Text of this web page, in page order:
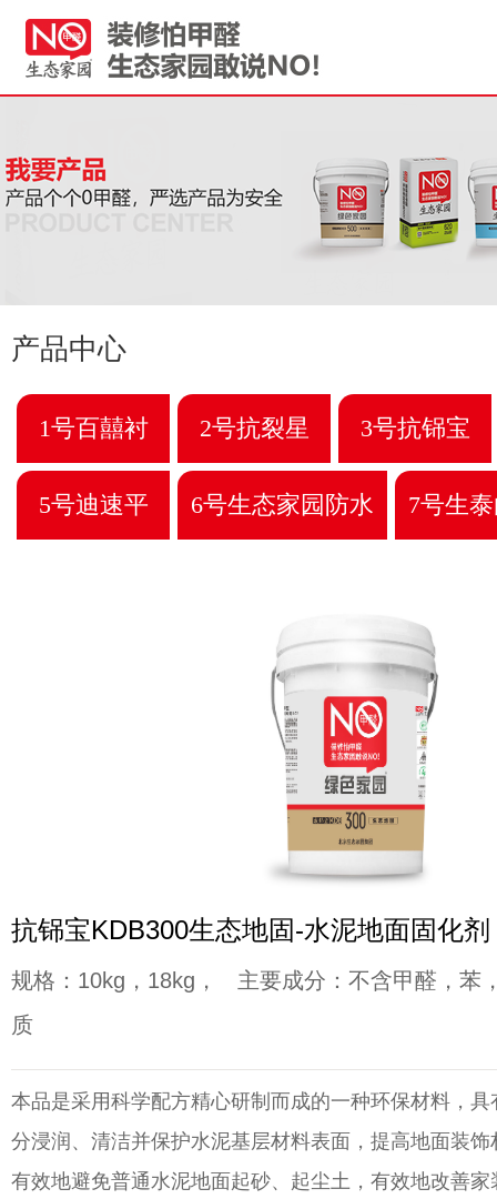
产品中心
1号百囍衬 2号抗裂星 3号抗铞宝
5号迪速平 6号生态家园防水 7号生
抗铞宝KDB300生态地固-水泥地面固化剂
规格：10kg，18kg， 主要成分：不含甲醛，苯
质
本品是采用科学配方精心研制而成的一种环保材料，
分浸润、清洁并保护水泥基层材料表面，提高地面装
有效地避免普通水泥地面起砂、起尘土，有效地改善